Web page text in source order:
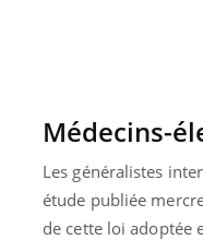
Médecins-
Les généralistes
étude publiée
de cette loi adoptée
naturel attire
des